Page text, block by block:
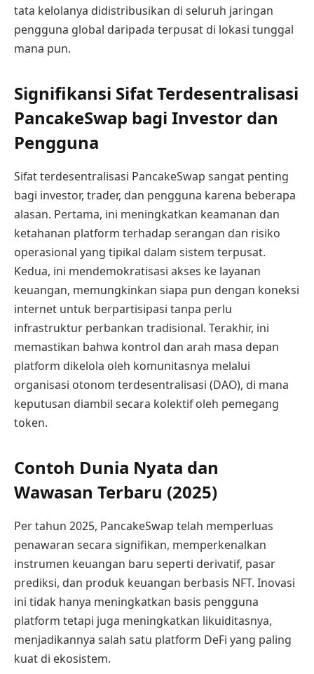
tata kelolanya didistribusikan di seluruh jaringan
pengguna global daripada terpusat di lokasi tunggal
mana pun.
Signifikansi Sifat Terdesentralisasi
PancakeSwap bagi Investor dan
Pengguna
Sifat terdesentralisasi PancakeSwap sangat penting
bagi investor, trader, dan pengguna karena beberapa
alasan. Pertama, ini meningkatkan keamanan dan
ketahanan platform terhadap serangan dan risiko
operasional yang tipikal dalam sistem terpusat.
Kedua, ini mendemokratisasi akses ke layanan
keuangan, memungkinkan siapa pun dengan koneksi
internet untuk berpartisipasi tanpa perlu
infrastruktur perbankan tradisional. Terakhir, ini
memastikan bahwa kontrol dan arah masa depan
platform dikelola oleh komunitasnya melalui
organisasi otonom terdesentralisasi (DAO), di mana
keputusan diambil secara kolektif oleh pemegang
token.
Contoh Dunia Nyata dan
Wawasan Terbaru (2025)
Per tahun 2025, PancakeSwap telah memperluas
penawaran secara signifikan, memperkenalkan
instrumen keuangan baru seperti derivatif, pasar
prediksi, dan produk keuangan berbasis NFT. Inovasi
ini tidak hanya meningkatkan basis pengguna
platform tetapi juga meningkatkan likuiditasnya,
menjadikannya salah satu platform DeFi yang paling
kuat di ekosistem.